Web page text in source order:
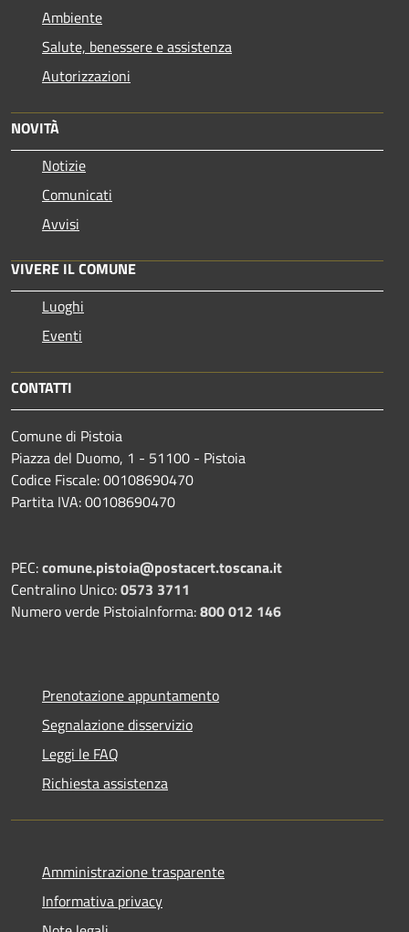
Ambiente
Salute, benessere e assistenza
Autorizzazioni
NOVITÀ
Notizie
Comunicati
Avvisi
VIVERE IL COMUNE
Luoghi
Eventi
CONTATTI
Comune di Pistoia
Piazza del Duomo, 1 - 51100 - Pistoia
Codice Fiscale: 00108690470
Partita IVA: 00108690470
PEC:comune.pistoia@postacert.toscana.it
Centralino Unico:0573 3711
Numero verde PistoiaInforma:800 012 146
Prenotazione appuntamento
Segnalazione disservizio
Leggi le FAQ
Richiesta assistenza
Amministrazione trasparente
Informativa privacy